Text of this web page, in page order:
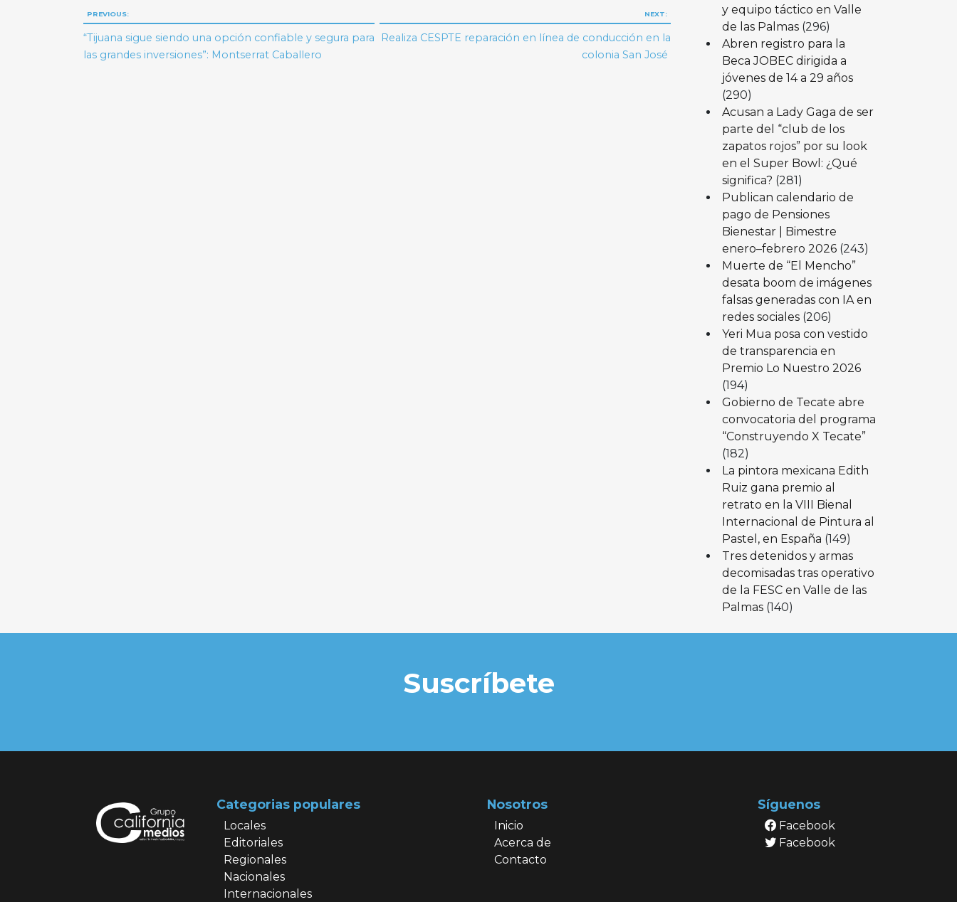
Navegación
de
PREVIOUS:
“Tijuana sigue siendo una opción confiable y segura para
las grandes inversiones”: Montserrat Caballero
NEXT:
Realiza CESPTE reparación en línea de conducción en la
colonia San José
y equipo táctico en Valle
de las Palmas (296)
Abren registro para la
Beca JOBEC dirigida a
jóvenes de 14 a 29 años
(290)
Acusan a Lady Gaga de ser
parte del “club de los
zapatos rojos” por su look
en el Super Bowl: ¿Qué
significa? (281)
Publican calendario de
pago de Pensiones
Bienestar | Bimestre
enero–febrero 2026 (243)
Muerte de “El Mencho”
desata boom de imágenes
falsas generadas con IA en
redes sociales (206)
Yeri Mua posa con vestido
de transparencia en
Premio Lo Nuestro 2026
(194)
Gobierno de Tecate abre
convocatoria del programa
“Construyendo X Tecate”
(182)
La pintora mexicana Edith
Ruiz gana premio al
retrato en la VIII Bienal
Internacional de Pintura al
Pastel, en España (149)
Tres detenidos y armas
decomisadas tras operativo
de la FESC en Valle de las
Palmas (140)
Suscríbete
Categorias populares
Locales
Editoriales
Regionales
Nacionales
Internacionales
Nosotros
Inicio
Acerca de
Contacto
Síguenos
Facebook
Facebook